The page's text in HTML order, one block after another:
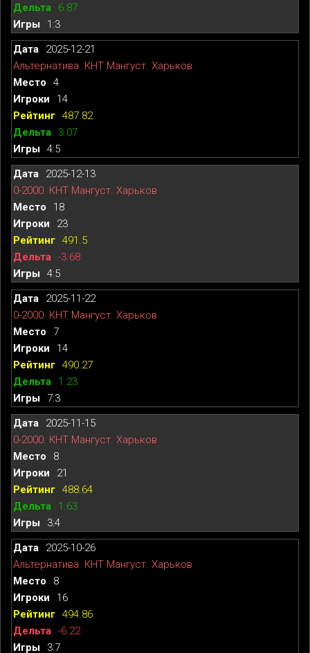
6.87
1:3
2025-12-21
Альтернатива. КНТ Мангуст. Харьков
4
14
487.82
3.07
4:5
2025-12-13
0-2000. КНТ Мангуст. Харьков
18
23
491.5
-3.68
4:5
2025-11-22
0-2000. КНТ Мангуст. Харьков
7
14
490.27
1.23
7:3
2025-11-15
0-2000. КНТ Мангуст. Харьков
8
21
488.64
1.63
3:4
2025-10-26
Альтернатива. КНТ Мангуст. Харьков
8
16
494.86
-6.22
3:7